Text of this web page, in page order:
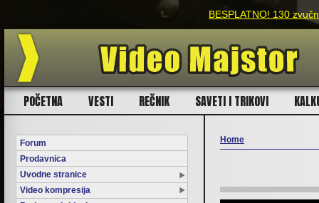
BESPLATNO! 130
POČETNA VESTI REČNIK SAVETI I TRIKOVI
Forum
Prodavnica
Uvodne stranice
Video kompresija
Home